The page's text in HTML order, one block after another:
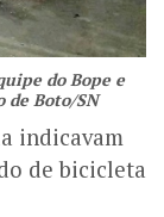
do Bope e
de Boto/SN
indicavam
de bicicleta